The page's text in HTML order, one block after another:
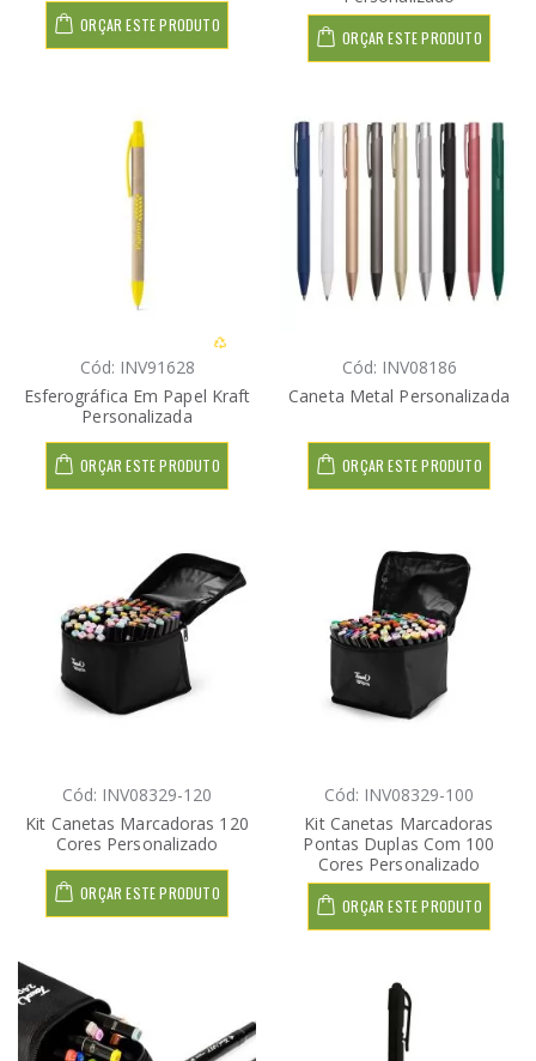
ORÇAR ESTE PRODUTO
ORÇAR ESTE PRODUTO
Cód: INV91628
Esferográfica Em Papel Kraft
Personalizada
ORÇAR ESTE PRODUTO
Cód: INV08186
Caneta Metal Personalizada
ORÇAR ESTE PRODUTO
Cód: INV08329-120
Kit Canetas Marcadoras 120
Cores Personalizado
ORÇAR ESTE PRODUTO
Cód: INV08329-100
Kit Canetas Marcadoras
Pontas Duplas Com 100
Cores Personalizado
ORÇAR ESTE PRODUTO